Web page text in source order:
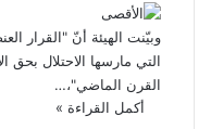
وبيّنت الهيئة أنّ "القرار
التي مارسها الاحتلال بحق
القرن الماضي"،…
أكمل القراءة »